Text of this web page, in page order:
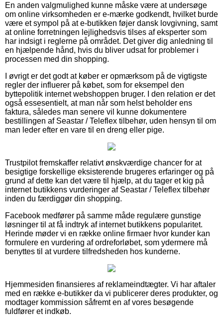
En anden valgmulighed kunne måske være at undersøge
om online virksomheden er e-mærke godkendt, hvilket burde
være et sympol på at e-butikken føjer dansk lovgivning, samt
at online forretningen lejlighedsvis tilses af eksperter som
har indsigt i reglerne på området. Det giver dig anledning til
en hjælpende hånd, hvis du bliver udsat for problemer i
processen med din shopping.
I øvrigt er det godt at køber er opmærksom på de vigtigste
regler der influerer på købet, som for eksempel den
byttepolitik internet webshoppen bruger. I den relation er det
også essesentielt, at man når som helst beholder ens
faktura, således man senere vil kunne dokumentere
bestillingen af Seastar / Teleflex tilbehør, uden hensyn til om
man leder efter en vare til en dreng eller pige.
Trustpilot fremskaffer relativt ønskværdige chancer for at
besigtige forskellige eksisterende brugeres erfaringer og på
grund af dette kan det være til hjælp, at du tager et kig på
internet butikkens vurderinger af Seastar / Teleflex tilbehør
inden du færdiggør din shopping.
Facebook medfører på samme måde regulære gunstige
løsninger til at få indtryk af internet butikkens popularitet.
Herinde møder vi en række online firmaer hvor kunder kan
formulere en vurdering af ordreforløbet, som ydermere må
benyttes til at vurdere tilfredsheden hos kunderne.
Hjemmesiden finansieres af reklameindtægter. Vi har aftaler
med en række e-butikker da vi publicerer deres produkter, og
modtager kommission såfremt en af vores besøgende
fuldfører et indkøb.